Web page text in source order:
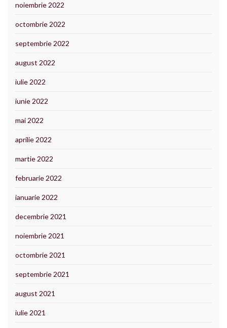
noiembrie 2022
octombrie 2022
septembrie 2022
august 2022
iulie 2022
iunie 2022
mai 2022
aprilie 2022
martie 2022
februarie 2022
ianuarie 2022
decembrie 2021
noiembrie 2021
octombrie 2021
septembrie 2021
august 2021
iulie 2021